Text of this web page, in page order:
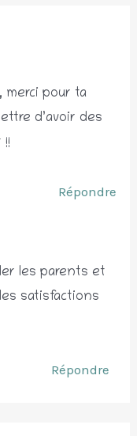
merci pour ta
d’avoir des
Répondre
les parents et
satisfactions
Répondre